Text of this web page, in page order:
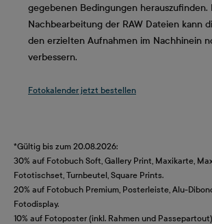
gegebenen Bedingungen herauszufinden.
Nachbearbeitung der RAW Dateien kann
den erzielten Aufnahmen im Nachhinein
verbessern.
Fotokalender jetzt bestellen
*Gültig bis zum 20.08.2026:
30% auf Fotobuch Soft, Gallery Print, Maxikarte,
Fototischset, Turnbeutel, Square Prints.
20% auf Fotobuch Premium, Posterleiste, Alu-
Fotodisplay.
10% auf Fotoposter (inkl. Rahmen und